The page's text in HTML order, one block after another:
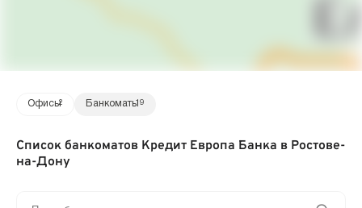
Офисы2 Банкоматы19
Список банкоматов Кредит Европа Банка в Ростове-
на-Дону